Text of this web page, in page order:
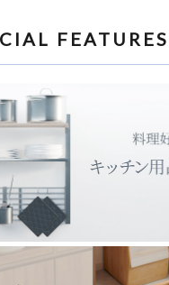
FEATURES